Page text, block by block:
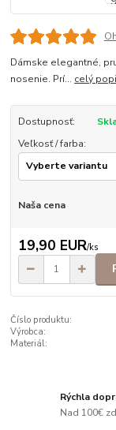
Dámske elegantné,
nosenie. Prí... celý
Dostupnosť:
Veľkosť / farba:
Naša cena
19,90 EUR/ks
Číslo produktu:
Výrobca:
Materiál:
Rýchla
Nad 100€